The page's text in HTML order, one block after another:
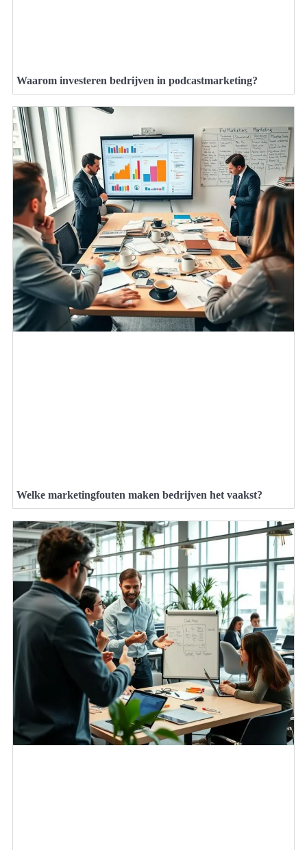
Waarom investeren bedrijven in podcastmarketing?
Welke marketingfouten maken bedrijven het vaakst?